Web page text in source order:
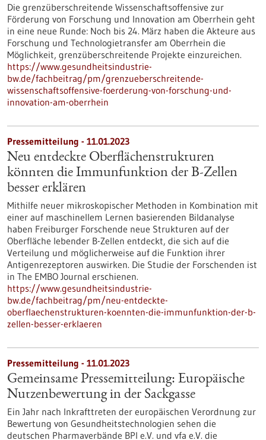
Die grenzüberschreitende Wissenschaftsoffensive zur
Förderung von Forschung und Innovation am Oberrhein geht
in eine neue Runde: Noch bis 24. März haben die Akteure aus
Forschung und Technologietransfer am Oberrhein die
Möglichkeit, grenzüberschreitende Projekte einzureichen.
https://www.gesundheitsindustrie-
bw.de/fachbeitrag/pm/grenzueberschreitende-
wissenschaftsoffensive-foerderung-von-forschung-und-
innovation-am-oberrhein
Pressemitteilung - 11.01.2023
Neu entdeckte Oberflächenstrukturen
könnten die Immunfunktion der B-Zellen
besser erklären
Mithilfe neuer mikroskopischer Methoden in Kombination mit
einer auf maschinellem Lernen basierenden Bildanalyse
haben Freiburger Forschende neue Strukturen auf der
Oberfläche lebender B-Zellen entdeckt, die sich auf die
Verteilung und möglicherweise auf die Funktion ihrer
Antigenrezeptoren auswirken. Die Studie der Forschenden ist
in The EMBO Journal erschienen.
https://www.gesundheitsindustrie-
bw.de/fachbeitrag/pm/neu-entdeckte-
oberflaechenstrukturen-koennten-die-immunfunktion-der-b-
zellen-besser-erklaeren
Pressemitteilung - 11.01.2023
Gemeinsame Pressemitteilung: Europäische
Nutzenbewertung in der Sackgasse
Ein Jahr nach Inkrafttreten der europäischen Verordnung zur
Bewertung von Gesundheitstechnologien sehen die
deutschen Pharmaverbände BPI e.V. und vfa e.V. die